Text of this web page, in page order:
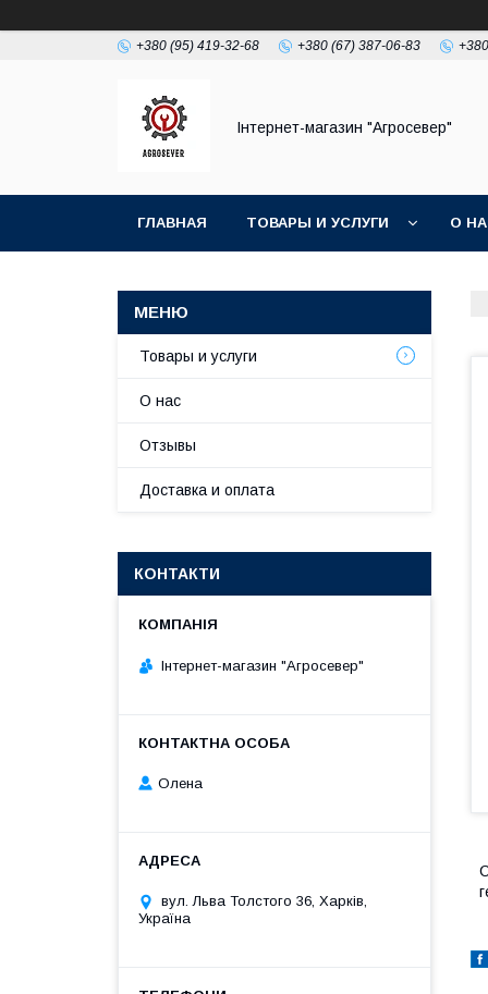
+380 (95) 419-32-68 +380 (67) 387-06-83
Інтернет-магазин "Агросевер"
ГЛАВНАЯ ТОВАРЫ И УСЛУГИ О
Товары и услуги
О нас
Отзывы
Доставка и оплата
КОНТАКТИ
Інтернет-магазин "Агросевер"
Олена
вул. Льва Толстого 36, Харків,
Україна